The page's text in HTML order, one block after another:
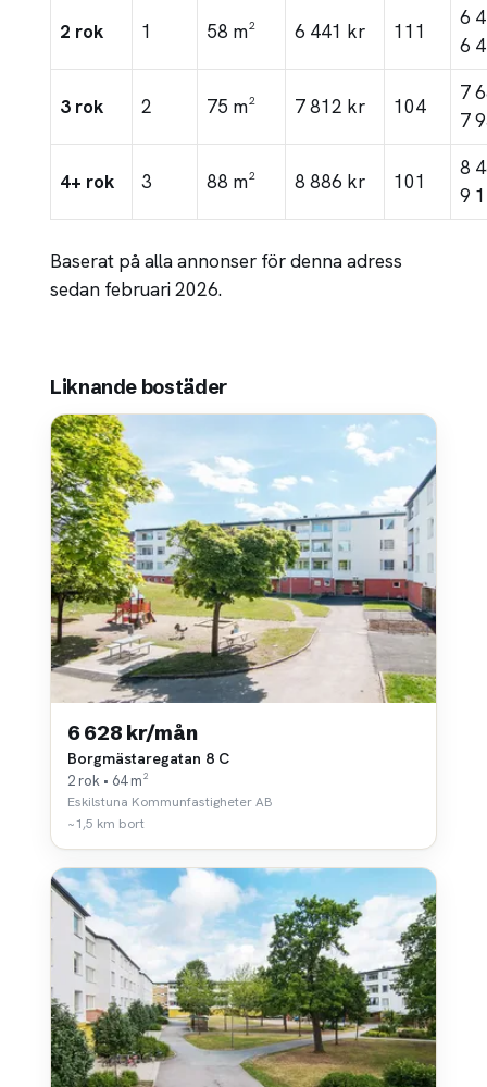
2 rok 1 58 m² 6 441 kr 111
6
6
3 rok 2 75 m² 7 812 kr 104
7
7
4+ rok 3 88 m² 8 886 kr 101
8
9
Baserat på alla annonser för denna adress
sedan februari 2026.
Liknande bostäder
6 628 kr/mån
Borgmästaregatan 8 C
2 rok • 64 m²
Eskilstuna Kommunfastigheter AB
~1,5 km bort